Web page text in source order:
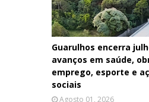
Guarulhos encerra
avanços em saúde,
emprego, esporte e
sociais
Agosto 01, 2026